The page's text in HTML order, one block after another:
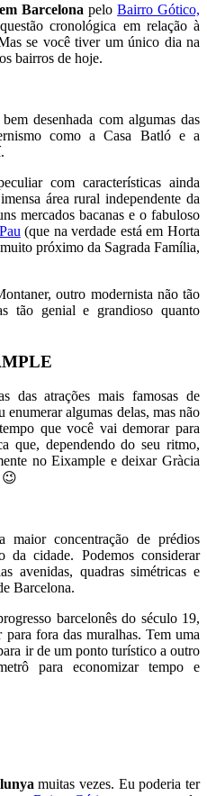
Barcelona peloBairro Gótico,
cronológica em relação à
se você tiver um único dia na
bairros de hoje.
desenhada com algumas das
como a Casa Batló e a
com características ainda
área rural independente da
mercados bacanas e o fabuloso
(que na verdade está em Horta
próximo da Sagrada Família,
outro modernista não tão
tão genial e grandioso quanto
das atrações mais famosas de
enumerar algumas delas, mas não
que você vai demorar para
que, dependendo do seu ritmo,
no Eixample e deixar Gràcia
😉
concentração de prédios
da cidade. Podemos considerar
avenidas, quadras simétricas e
Barcelona.
barcelonês do século 19,
fora das muralhas. Tem uma
ir de um ponto turístico a outro
para economizar tempo e
muitas vezes. Eu poderia ter